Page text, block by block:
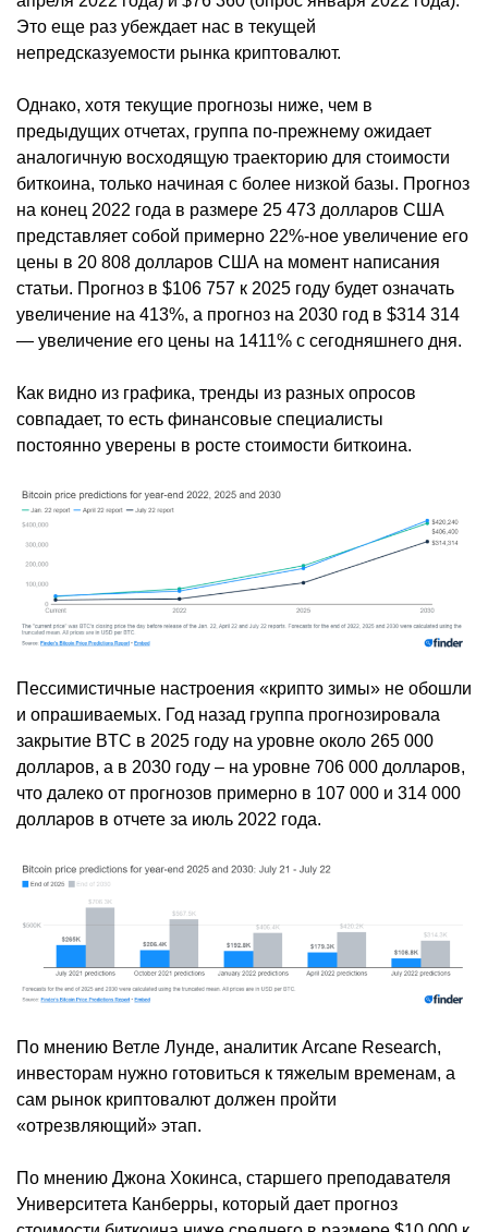
Это еще раз убеждает нас в текущей
непредсказуемости рынка криптовалют.
Однако, хотя текущие прогнозы ниже, чем в
предыдущих отчетах, группа по-прежнему ожидает
аналогичную восходящую траекторию для стоимости
биткоина, только начиная с более низкой базы. Прогноз
на конец 2022 года в размере 25 473 долларов США
представляет собой примерно 22%-ное увеличение его
цены в 20 808 долларов США на момент написания
статьи. Прогноз в $106 757 к 2025 году будет означать
увеличение на 413%, а прогноз на 2030 год в $314 314
— увеличение его цены на 1411% с сегодняшнего дня.
Как видно из графика, тренды из разных опросов
совпадает, то есть финансовые специалисты
постоянно уверены в росте стоимости биткоина.
Пессимистичные настроения «крипто зимы» не обошли
и опрашиваемых. Год назад группа прогнозировала
закрытие BTC в 2025 году на уровне около 265 000
долларов, а в 2030 году – на уровне 706 000 долларов,
что далеко от прогнозов примерно в 107 000 и 314 000
долларов в отчете за июль 2022 года.
По мнению Ветле Лунде, аналитик Arcane Research,
инвесторам нужно готовиться к тяжелым временам, а
сам рынок криптовалют должен пройти
«отрезвляющий» этап.
По мнению Джона Хокинса, старшего преподавателя
Университета Канберры, который дает прогноз